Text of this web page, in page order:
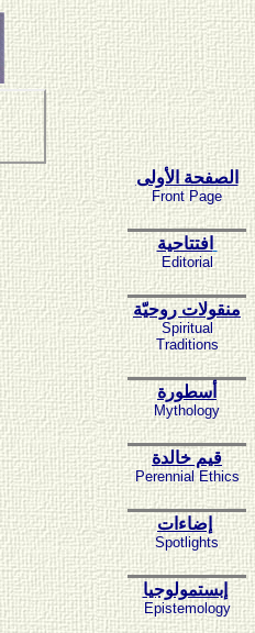
الصفحة الأولى
Front Page
افتتاحية
Editorial
منقولات روحيّة
Spiritual
Traditions
أسطورة
Mythology
قيم خالدة
Perennial Ethics
إضاءات
Spotlights
إبستمولوجيا
Epistemology